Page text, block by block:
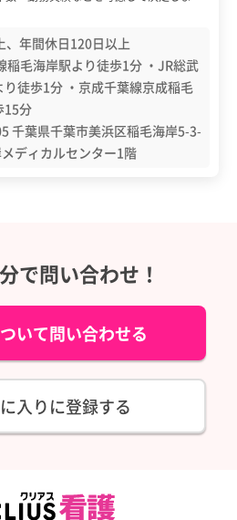
、年間休日120日以上
稲毛海岸駅より徒歩1分 ・JR総武
徒歩1分 ・京成千葉線京成稲毛
15分
千葉県千葉市美浜区稲毛海岸5-3-
ディカルセンター1階
で問い合わせ！
いて問い合わせる
入りに登録する